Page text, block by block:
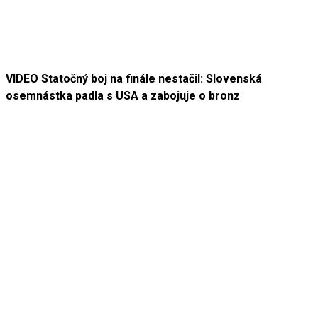
VIDEO Statočný boj na finále nestačil: Slovenská
osemnástka padla s USA a zabojuje o bronz